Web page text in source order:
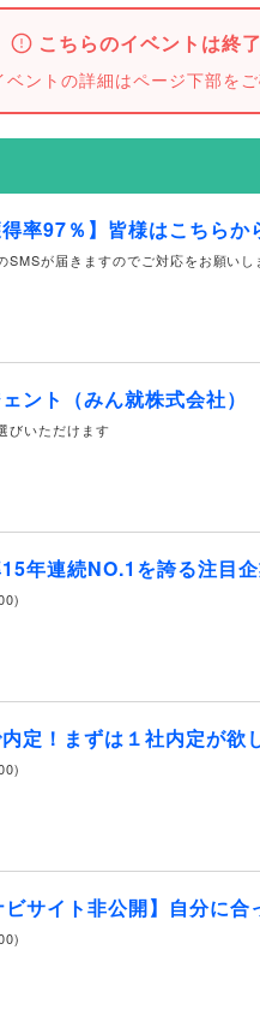
こちらのイベントは終
ベントの詳細はページ下部をご
得率97％】皆様はこちら
SMSが届きますのでご対応をお願いし
ント（みん就株式会社）
びいただけます
年連続NO.1を誇る注目
定！まずは１社内定が欲
ビサイト非公開】自分に